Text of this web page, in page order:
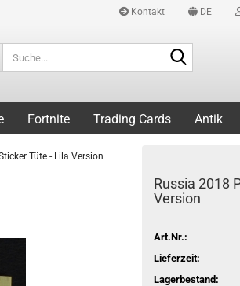
Kontakt DE
Fortnite Trading Cards Antik
Tüte - Lila Version
Russia 2018
Version
Art.Nr.:
Lieferzeit:
Lagerbestand: